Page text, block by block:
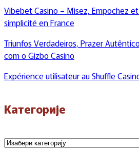
Vibebet Casino – Misez, Empochez
simplicité en France
Triunfos Verdadeiros, Prazer
com o Gizbo Casino
Expérience utilisateur au Shuffle
Категорије
Категорије